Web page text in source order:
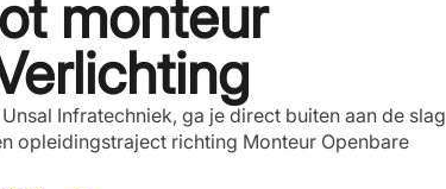
monteur
Infratechniek, ga je direct buiten aan de slag
opleidingstraject richting Monteur Openbare